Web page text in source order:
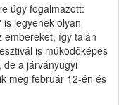
úgy fogalmazott:
legyenek olyan
embereket, így talán
is működőképes
de a járványügyi
meg február 12-én és